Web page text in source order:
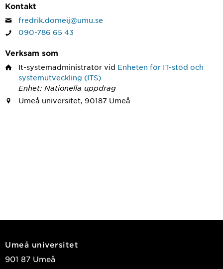
Kontakt
fredrik.domeij@umu.se
090-786 65 43
Verksam som
It-systemadministratör vid Enheten för IT-stöd och
systemutveckling (ITS)
Enhet: Nationella uppdrag
Umeå universitet, 90187 Umeå
Umeå universitet
901 87 Umeå